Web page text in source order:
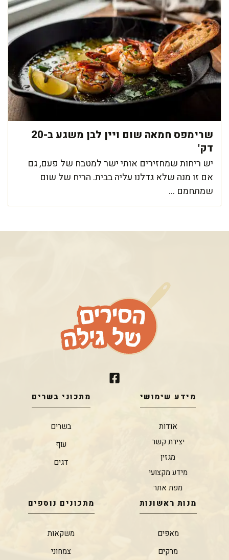
שרימפס חמאה שום ויין לבן משגע ב-20
דק'
יש ריחות שמחזירים אותי ישר למטבח של פעם, גם
אם זו מנה שלא גדלנו עליה בבית. הריח של שום
שמתחמם ...
מידע שימושי
אודות
יצירת קשר
מגזין
מידע מקצועי
מפת אתר
מתכוני בשרים
בשרים
עוף
דגים
מנות ראשונות
מאפים
מרקים
מתכונים נוספים
משקאות
צמחוני